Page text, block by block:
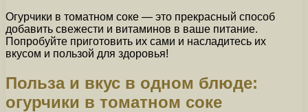
Огурчики в томатном соке — это прекрасный способ
добавить свежести и витаминов в ваше питание.
Попробуйте приготовить их сами и насладитесь их
вкусом и пользой для здоровья!
Польза и вкус в одном блюде:
огурчики в томатном соке